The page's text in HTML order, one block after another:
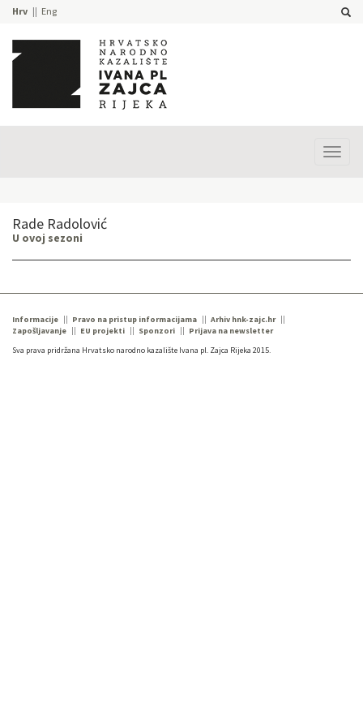
Hrv Eng
Rade Radolović
U ovoj sezoni
Informacije Pravo na pristup informacijama
Arhiv hnk-zajc.hr
Zapošljavanje
EU projekti Sponzori
Prijava na newsletter
Sva prava pridržana Hrvatsko narodno kazalište Ivana pl. Zajca Rijeka 2015.